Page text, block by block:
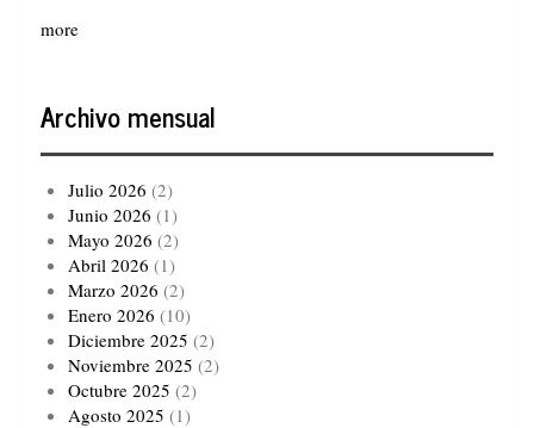
more
Archivo mensual
Julio 2026 (2)
Junio 2026 (1)
Mayo 2026 (2)
Abril 2026 (1)
Marzo 2026 (2)
Enero 2026 (10)
Diciembre 2025 (2)
Noviembre 2025 (2)
Octubre 2025 (2)
Agosto 2025 (1)